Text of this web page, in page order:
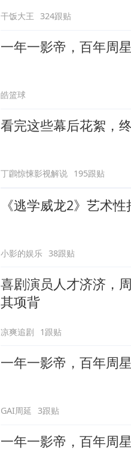
干饭大王 324跟贴
一年一影帝，百年周
皓篮球
看完这些幕后花絮，
丁鸊惊悚影视解说 195跟贴
《逃学威龙2》艺术
小影的娱乐 38跟贴
喜剧演员人才济济，
其项背
凉爽追剧 1跟贴
一年一影帝，百年周
GAI周延 3跟贴
一年一影帝，百年周